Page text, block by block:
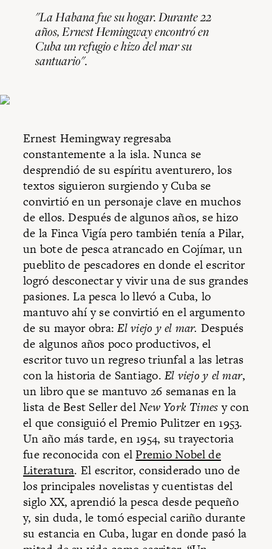
"La Habana fue su hogar. Durante 22
años, Ernest Hemingway encontró en
Cuba un refugio e hizo del mar su
santuario".
Ernest Hemingway regresaba
constantemente a la isla. Nunca se
desprendió de su espíritu aventurero, los
textos siguieron surgiendo y Cuba se
convirtió en un personaje clave en muchos
de ellos. Después de algunos años, se hizo
de la Finca Vigía pero también tenía a Pilar,
un bote de pesca atrancado en Cojímar, un
pueblito de pescadores en donde el escritor
logró desconectar y vivir una de sus grandes
pasiones. La pesca lo llevó a Cuba, lo
mantuvo ahí y se convirtió en el argumento
de su mayor obra:El viejo y el mar. Después
de algunos años poco productivos, el
escritor tuvo un regreso triunfal a las letras
con la historia de Santiago.El viejo y el mar,
un libro que se mantuvo 26 semanas en la
lista de Best Seller delNew York Timesy con
el que consiguió el Premio Pulitzer en 1953.
Un año más tarde, en 1954, su trayectoria
fue reconocida con elPremio Nobel de
Literatura. El escritor, considerado uno de
los principales novelistas y cuentistas del
siglo XX, aprendió la pesca desde pequeño
y, sin duda, le tomó especial cariño durante
su estancia en Cuba, lugar en donde pasó la